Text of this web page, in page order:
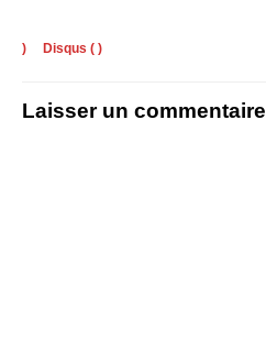
) Disqus ( )
Laisser un commentaire